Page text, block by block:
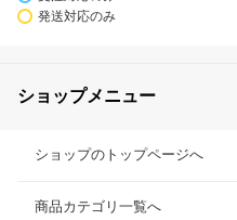
発送対応のみ
ショップメニュー
ショップのトップページへ
商品カテゴリ一覧へ